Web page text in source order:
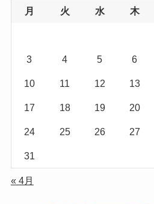
月 火 水 木
3 4 5 6
10 11 12 13
17 18 19 20
24 25 26 27
31
« 4月